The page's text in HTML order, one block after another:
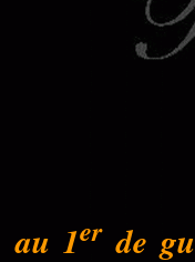
au 1erde